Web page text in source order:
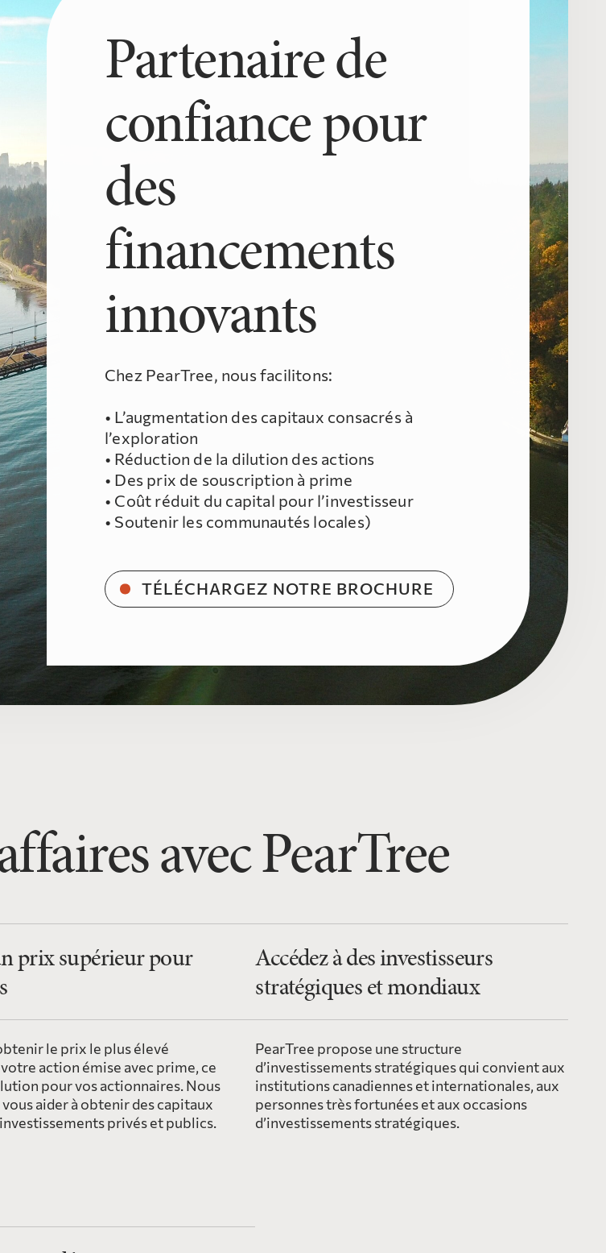
Partenaire de
confiance pour
des
financements
innovants
Chez PearTree, nous facilitons:
• L’augmentation des capitaux consacrés à
l’exploration
• Réduction de la dilution des actions
• Des prix de souscription à prime
• Coût réduit du capital pour l’investisseur
• Soutenir les communautés locales)
TÉLÉCHARGEZ NOTRE BROCHURE
avec PearTree
prix supérieur pour
le prix le plus élevé
action émise avec prime, ce
pour vos actionnaires. Nous
aider à obtenir des capitaux
privés et publics.
Accédez à des investisseurs
stratégiques et mondiaux
PearTree propose une structure
d’investissements stratégiques qui convient aux
institutions canadiennes et internationales, aux
personnes très fortunées et aux occasions
d’investissements stratégiques.